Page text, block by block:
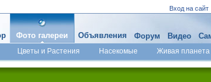
Вход на сайт
Фото галереи
Цветы и Растения Насекомые Живая планета
Объявления Форум Видео